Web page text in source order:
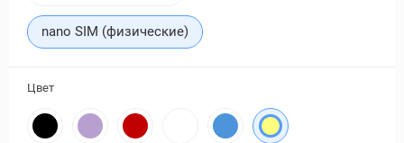
nano SIM (физические)
Цвет